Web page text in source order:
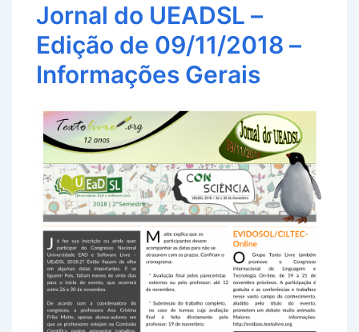
Jornal do UEADSL –
Edição de 09/11/2018 –
Informações Gerais